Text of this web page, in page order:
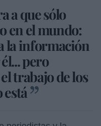
a que sólo
en el mundo:
la información
pero
trabajo de los